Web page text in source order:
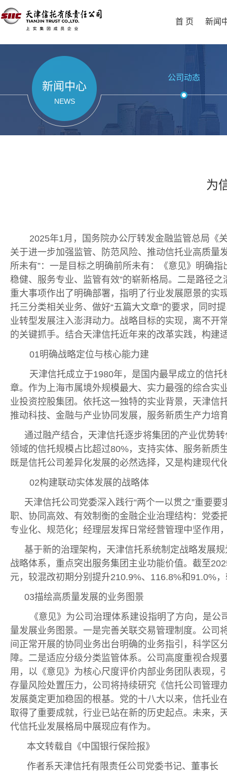
首 页 新闻
新闻中心
NEWS
公司动态
为
2025年1月，国务院办公厅转发金融监管总局《
关于进一步加强监管、防范风险、推动信托业高质量
所未有”：一是目标之明确前所未有：《意见》明确
稳健、服务专业、监管有效”的崭新格局。二是路径
重大事项作出了明确部署，指明了行业发展愿景的实
托三分类相关业务、做好“五篇大文章”的要求，同时
业转型发展注入澎湃动力。战略目标的实现，离不开
的关键抓手。结合天津信托近年来的改革实践，构
01明确战略定位与核心能力建
天津信托成立于1980年，是国内最早成立的信
章。作为上海市属境外规模最大、实力最强的综合实
业投资控股集团。依托这一独特的实业背景，天津信
推动科技、金融与产业协同发展，服务新质生产力培
通过融产结合，天津信托逐步将集团的产业优势
领域的信托规模占比超过80%，支持实体、服务新质
既是信托公司差异化发展的必然选择，又是构建现代
02构建联动实体发展的战略体
天津信托公司党委深入践行“两个一以贯之”重要
职、协同高效、有效制衡的金融企业治理结构：党委
专业化、规范化；经理层发挥日常经营管理中坚作用
基于新的治理架构，天津信托系统制定战略发展
战略体系，重点突出服务集团主业功能价值。截至
元，较混改初期分别提升210.9%、116.8%和91.0%
03描绘高质量发展的业务图景
《意见》为公司治理体系建设指明了方向，是公
量发展业务图景。一是完善关联交易管理制度。公司
间正常开展的协同业务出台明确的业务指引，科学区
障。二是适应分级分类监管体系。公司高度重视合
用，以《意见》为核心尺度评价内部业务团队表现，
存量风险处置压力，公司将持续研究《信托公司管理
发展奠定更加稳固的根基。党的十八大以来，信托业
取得了重要成就，行业已站在新的历史起点。未来，
代信托业发展格局中展现应有作为。
本文转载自《中国银行保险报》
作者系天津信托有限责任公司党委书记、董事长